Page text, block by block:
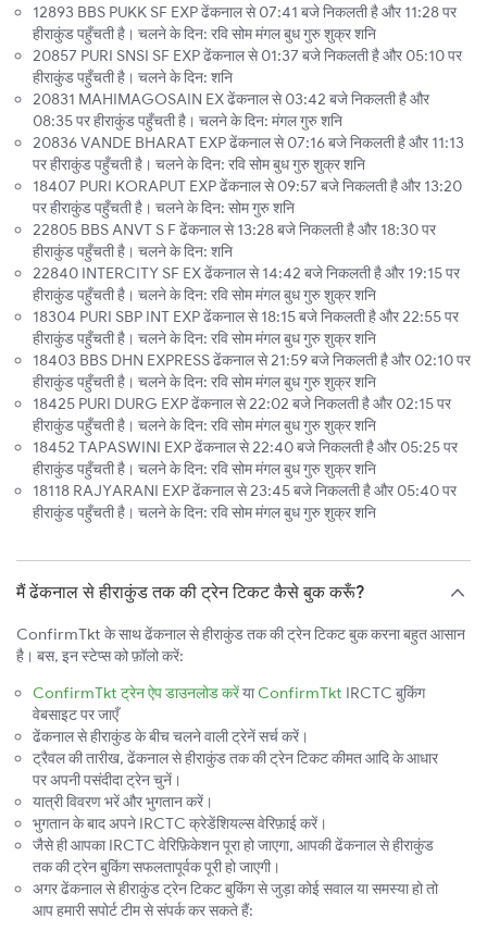
12893 BBS PUKK SF EXP ढेंकनाल से 07:41 बजे निकलती है और 11:28 पर
हीराकुंड पहुँचती है। चलने के दिन: रवि सोम मंगल बुध गुरु शुक्र शनि
20857 PURI SNSI SF EXP ढेंकनाल से 01:37 बजे निकलती है और 05:10 पर
हीराकुंड पहुँचती है। चलने के दिन: शनि
20831 MAHIMAGOSAIN EX ढेंकनाल से 03:42 बजे निकलती है और
08:35 पर हीराकुंड पहुँचती है। चलने के दिन: मंगल गुरु शनि
20836 VANDE BHARAT EXP ढेंकनाल से 07:16 बजे निकलती है और 11:13
पर हीराकुंड पहुँचती है। चलने के दिन: रवि सोम बुध गुरु शुक्र शनि
18407 PURI KORAPUT EXP ढेंकनाल से 09:57 बजे निकलती है और 13:20
पर हीराकुंड पहुँचती है। चलने के दिन: सोम गुरु शनि
22805 BBS ANVT S F ढेंकनाल से 13:28 बजे निकलती है और 18:30 पर
हीराकुंड पहुँचती है। चलने के दिन: शनि
22840 INTERCITY SF EX ढेंकनाल से 14:42 बजे निकलती है और 19:15 पर
हीराकुंड पहुँचती है। चलने के दिन: रवि सोम मंगल बुध गुरु शुक्र शनि
18304 PURI SBP INT EXP ढेंकनाल से 18:15 बजे निकलती है और 22:55 पर
हीराकुंड पहुँचती है। चलने के दिन: रवि सोम मंगल बुध गुरु शुक्र शनि
18403 BBS DHN EXPRESS ढेंकनाल से 21:59 बजे निकलती है और 02:10 पर
हीराकुंड पहुँचती है। चलने के दिन: रवि सोम मंगल बुध गुरु शुक्र शनि
18425 PURI DURG EXP ढेंकनाल से 22:02 बजे निकलती है और 02:15 पर
हीराकुंड पहुँचती है। चलने के दिन: रवि सोम मंगल बुध गुरु शुक्र शनि
18452 TAPASWINI EXP ढेंकनाल से 22:40 बजे निकलती है और 05:25 पर
हीराकुंड पहुँचती है। चलने के दिन: रवि सोम मंगल बुध गुरु शुक्र शनि
18118 RAJYARANI EXP ढेंकनाल से 23:45 बजे निकलती है और 05:40 पर
हीराकुंड पहुँचती है। चलने के दिन: रवि सोम मंगल बुध गुरु शुक्र शनि
मैं ढेंकनाल से हीराकुंड तक की ट्रेन टिकट कैसे बुक करूँ?
ConfirmTkt के साथ ढेंकनाल से हीराकुंड तक की ट्रेन टिकट बुक करना बहुत आसान
है। बस, इन स्टेप्स को फ़ॉलो करें:
ConfirmTkt ट्रेन ऐप डाउनलोड करेंयाConfirmTkt IRCTC बुकिंग
वेबसाइट पर जाएँ
ढेंकनाल से हीराकुंड के बीच चलने वाली ट्रेनें सर्च करें।
ट्रैवल की तारीख, ढेंकनाल से हीराकुंड तक की ट्रेन टिकट कीमत आदि के आधार
पर अपनी पसंदीदा ट्रेन चुनें।
यात्री विवरण भरें और भुगतान करें।
भुगतान के बाद अपने IRCTC क्रेडेंशियल्स वेरिफ़ाई करें।
जैसे ही आपका IRCTC वेरिफ़िकेशन पूरा हो जाएगा, आपकी ढेंकनाल से हीराकुंड
तक की ट्रेन बुकिंग सफलतापूर्वक पूरी हो जाएगी।
अगर ढेंकनाल से हीराकुंड ट्रेन टिकट बुकिंग से जुड़ा कोई सवाल या समस्या हो तो
आप हमारी सपोर्ट टीम से संपर्क कर सकते हैं: